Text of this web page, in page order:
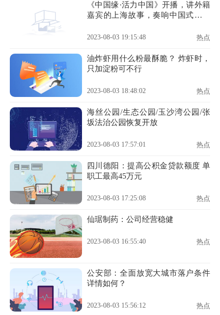
《中国缘·活力中国》开播，讲外籍
嘉宾的上海故事，奏响中国式现代
2023-08-03 19:15:48 热点
油炸虾用什么粉最酥脆？ 炸虾时，
只加淀粉可不行
2023-08-03 18:48:02 热点
海丝公园/生态公园/玉沙湾公园/张
坂法治公园恢复开放
2023-08-03 17:57:01 热点
四川德阳：提高公积金贷款额度 单
职工最高45万元
2023-08-03 17:25:08 热点
仙琚制药：公司经营稳健
2023-08-03 16:55:40 热点
公安部：全面放宽大城市落户条件
详情如何？
2023-08-03 15:56:12 热点